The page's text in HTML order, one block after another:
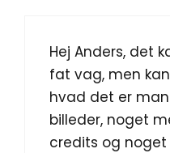
Hej Anders, det
fat vag, men
hvad det er man
billeder, noget
credits og